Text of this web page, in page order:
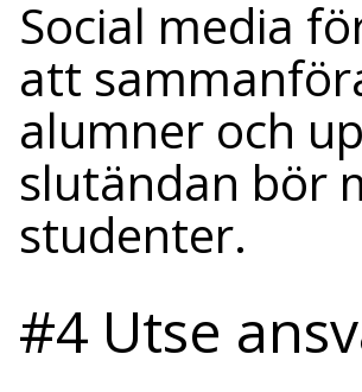
Social media
att
alumner och
slutändan bör
studenter.
#4 Utse